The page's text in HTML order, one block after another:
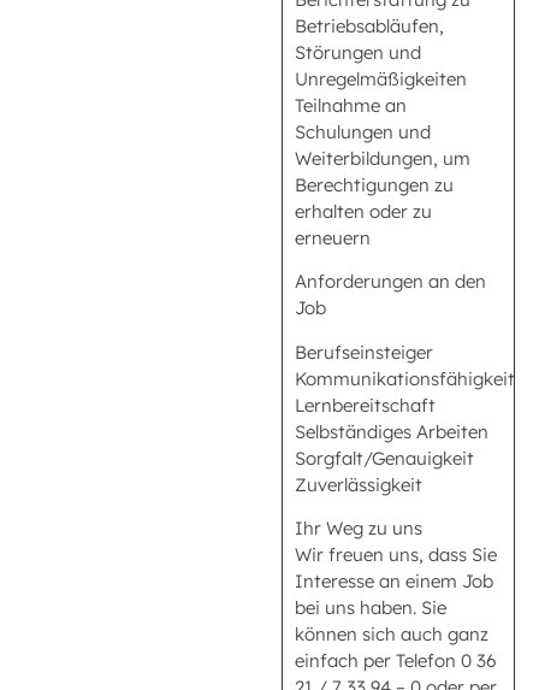
Betriebsabläufen,
Störungen und
Unregelmäßigkeiten
Teilnahme an
Schulungen und
Weiterbildungen, um
Berechtigungen zu
erhalten oder zu
erneuern
Anforderungen an den
Job
Berufseinsteiger
Kommunikationsfähigkeit
Lernbereitschaft
Selbständiges Arbeiten
Sorgfalt/Genauigkeit
Zuverlässigkeit
Ihr Weg zu uns
Wir freuen uns, dass Sie
Interesse an einem Job
bei uns haben. Sie
können sich auch ganz
einfach per Telefon 0 36